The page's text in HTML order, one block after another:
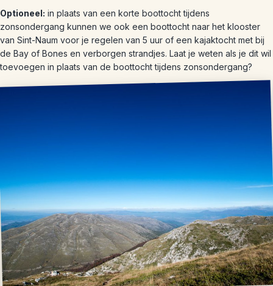
Optioneel: in plaats van een korte boottocht tijdens
zonsondergang kunnen we ook een boottocht naar het klooster
van Sint-Naum voor je regelen van 5 uur of een kajaktocht met bij
de Bay of Bones en verborgen strandjes. Laat je weten als je dit wil
toevoegen in plaats van de boottocht tijdens zonsondergang?